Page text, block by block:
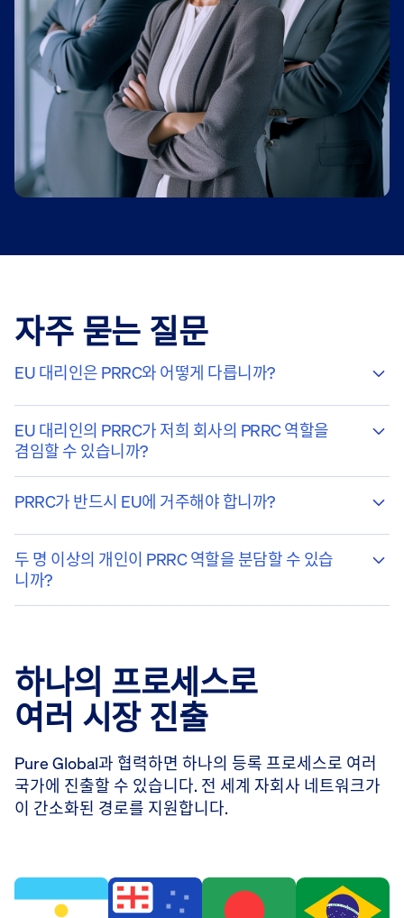
자주 묻는 질문
EU 대리인은 PRRC와 어떻게 다릅니까?
EU 대리인의 PRRC가 저희 회사의 PRRC 역할을
겸임할 수 있습니까?
PRRC가 반드시 EU에 거주해야 합니까?
두 명 이상의 개인이 PRRC 역할을 분담할 수 있습
니까?
하나의 프로세스로
여러 시장 진출
Pure Global과 협력하면 하나의 등록 프로세스로 여러
국가에 진출할 수 있습니다. 전 세계 자회사 네트워크가
이 간소화된 경로를 지원합니다.